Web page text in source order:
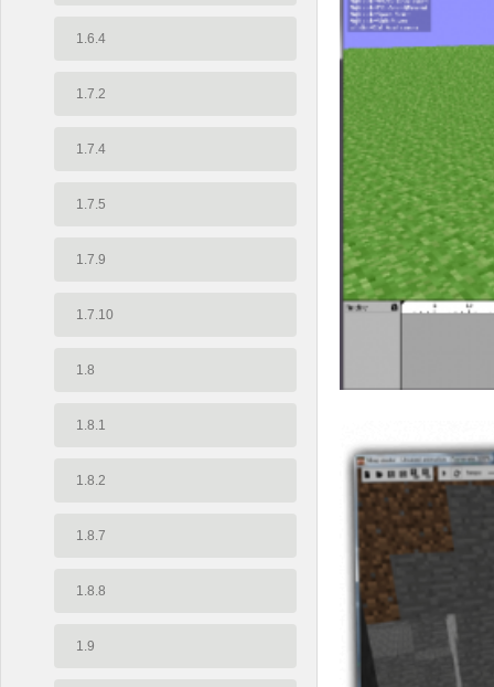
1.6.4
1.7.2
1.7.4
1.7.5
1.7.9
1.7.10
1.8
1.8.1
1.8.2
1.8.7
1.8.8
1.9